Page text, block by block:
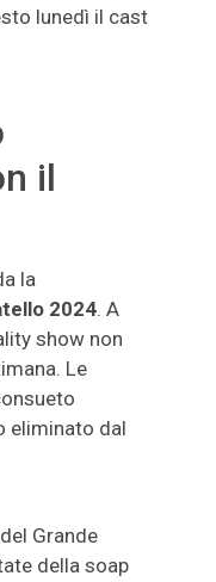
lunedì il cast
il
la
2024. A
show non
Le
eliminato dal
Grande
della soap